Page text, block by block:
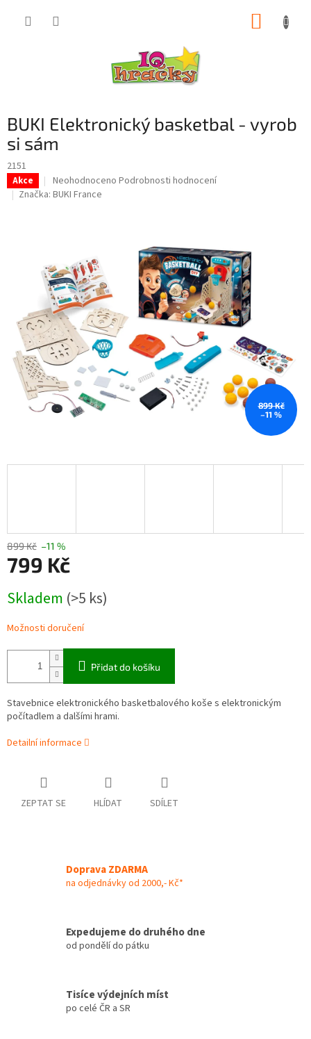
BUKI Elektronický basketbal - vyrob
si sám
2151
Akce
Průměrné
hodnocení
hvězdiček.
Neohodnoceno Podrobnosti hodnocení
Značka: BUKI France
899 Kč
–11 %
899 Kč –11 %
799 Kč
cena:
Skladem (>5 ks)
Možnosti doručení
Přidat do košíku
Stavebnice elektronického basketbalového koše s elektronickým
počítadlem a dalšími hrami.
Detailní informace
ZEPTAT SE HLÍDAT SDÍLET
Doprava ZDARMA
na odjednávky od 2000,- Kč*
Expedujeme do druhého dne
od pondělí do pátku
Tisíce výdejních míst
po celé ČR a SR